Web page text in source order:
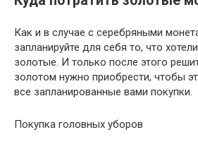
Как и в случае с серебряными
запланируйте для себя то, что
золотые. И только после этого
золотом нужно приобрести, чтобы
все запланированные вами покупки.
Покупка головных уборов